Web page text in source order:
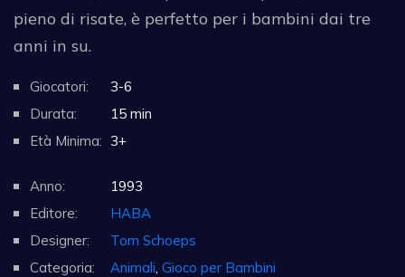
pieno di risate, è perfetto per i bambini dai tre
anni in su.
Giocatori:
3-6
Durata:
15 min
Età Minima: 3+
Anno:
1993
Editore:
HABA
Designer:
Tom Schoeps
Categoria:
Animali Gioco per Bambini